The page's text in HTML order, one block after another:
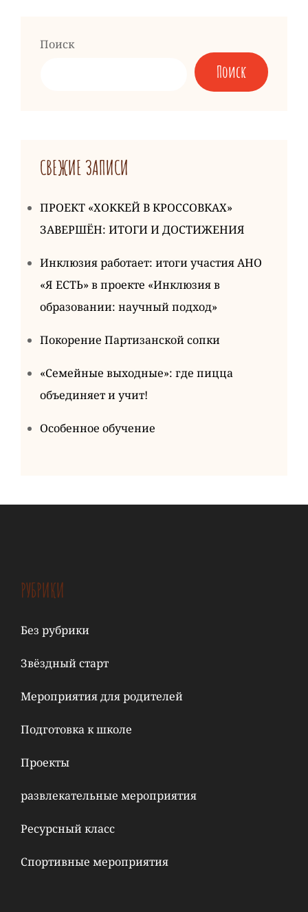
Поиск
Поиск
СВЕЖИЕ ЗАПИСИ
ПРОЕКТ «ХОККЕЙ В КРОССОВКАХ»
ЗАВЕРШЁН: ИТОГИ И ДОСТИЖЕНИЯ
Инклюзия работает: итоги участия АНО
«Я ЕСТЬ» в проекте «Инклюзия в
образовании: научный подход»
Покорение Партизанской сопки
«Семейные выходные»: где пицца
объединяет и учит!
Особенное обучение
РУБРИКИ
Без рубрики
Звёздный старт
Мероприятия для родителей
Подготовка к школе
Проекты
развлекательные мероприятия
Ресурсный класс
Спортивные мероприятия